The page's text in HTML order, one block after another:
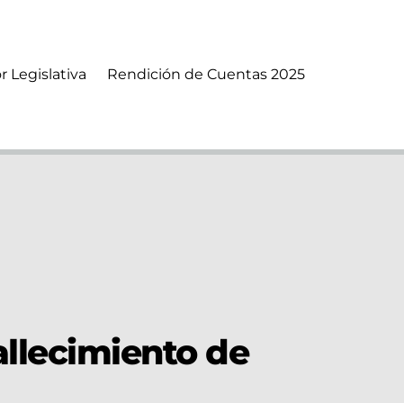
Legislativa Rendición de Cuentas 2025
de